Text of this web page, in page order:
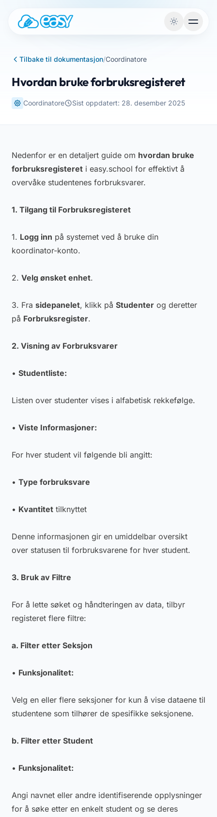
Tilbake til dokumentasjon/Coordinatore
Hvordan bruke forbruksregisteret
Coordinatore Sist oppdatert: 28. desember 2025
Nedenfor er en detaljert guide om hvordan bruke
forbruksregisteret i easy.school for effektivt å
overvåke studentenes forbruksvarer.
1. Tilgang til Forbruksregisteret
1. Logg inn på systemet ved å bruke din
koordinator-konto.
2. Velg ønsket enhet.
3. Fra sidepanelet, klikk på Studenter og deretter
på Forbruksregister.
2. Visning av Forbruksvarer
• Studentliste:
Listen over studenter vises i alfabetisk rekkefølge.
• Viste Informasjoner:
For hver student vil følgende bli angitt:
• Type forbruksvare
• Kvantitet tilknyttet
Denne informasjonen gir en umiddelbar oversikt
over statusen til forbruksvarene for hver student.
3. Bruk av Filtre
For å lette søket og håndteringen av data, tilbyr
registeret flere filtre:
a. Filter etter Seksjon
• Funksjonalitet:
Velg en eller flere seksjoner for kun å vise dataene til
studentene som tilhører de spesifikke seksjonene.
b. Filter etter Student
• Funksjonalitet:
Angi navnet eller andre identifiserende opplysninger
for å søke etter en enkelt student og se deres